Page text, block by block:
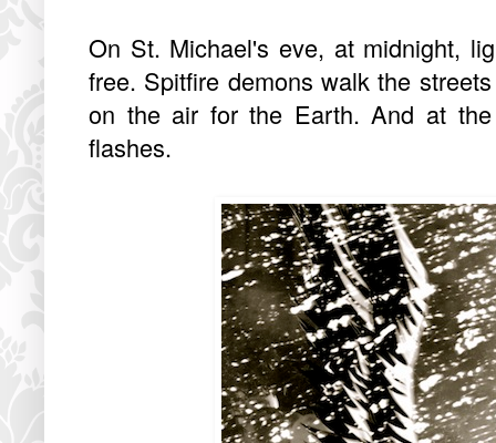
On St. Michael's eve, at midnight,
free. Spitfire demons walk the
on the air for the Earth. And at
flashes.